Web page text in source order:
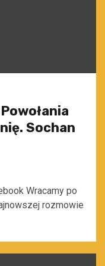
Sochan
Wracamy po
rozmowie